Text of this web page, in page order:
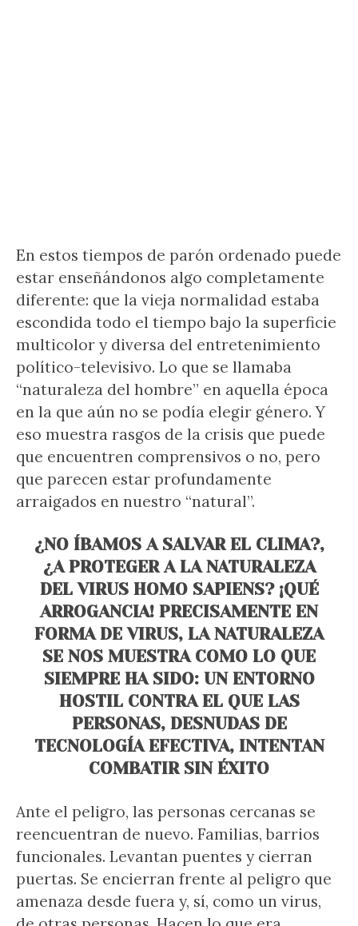
En estos tiempos de parón ordenado puede
estar enseñándonos algo completamente
diferente: que la vieja normalidad estaba
escondida todo el tiempo bajo la superficie
multicolor y diversa del entretenimiento
político-televisivo. Lo que se llamaba
“naturaleza del hombre” en aquella época
en la que aún no se podía elegir género. Y
eso muestra rasgos de la crisis que puede
que encuentren comprensivos o no, pero
que parecen estar profundamente
arraigados en nuestro “natural”.
¿NO ÍBAMOS A SALVAR EL CLIMA?,
¿A PROTEGER A LA NATURALEZA
DEL VIRUS HOMO SAPIENS? ¡QUÉ
ARROGANCIA! PRECISAMENTE EN
FORMA DE VIRUS, LA NATURALEZA
SE NOS MUESTRA COMO LO QUE
SIEMPRE HA SIDO: UN ENTORNO
HOSTIL CONTRA EL QUE LAS
PERSONAS, DESNUDAS DE
TECNOLOGÍA EFECTIVA, INTENTAN
COMBATIR SIN ÉXITO
Ante el peligro, las personas cercanas se
reencuentran de nuevo. Familias, barrios
funcionales. Levantan puentes y cierran
puertas. Se encierran frente al peligro que
amenaza desde fuera y, sí, como un virus,